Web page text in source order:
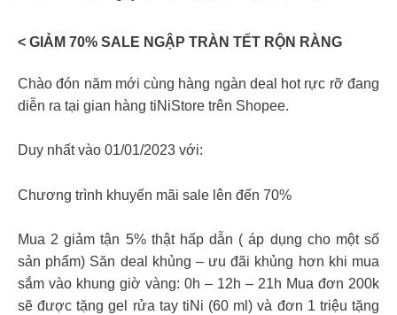
< GIẢM 70% SALE NGẬP TRÀN TẾT RỘN RÀNG​
Chào đón năm mới cùng hàng ngàn deal hot rực rỡ đang
diễn ra tại gian hàng tiNiStore trên Shopee.​
Duy nhất vào 01/01/2023 với:​
Chương trình khuyến mãi sale lên đến 70% ​
Mua 2 giảm tận 5% thật hấp dẫn ( áp dụng cho một số
sản phẩm)​ Săn deal khủng – ưu đãi khủng hơn khi mua
sắm vào khung giờ vàng: 0h – 12h – 21h​ Mua đơn 200k
sẽ được tặng gel rửa tay tiNi (60 ml) và đơn 1 triệu tặng